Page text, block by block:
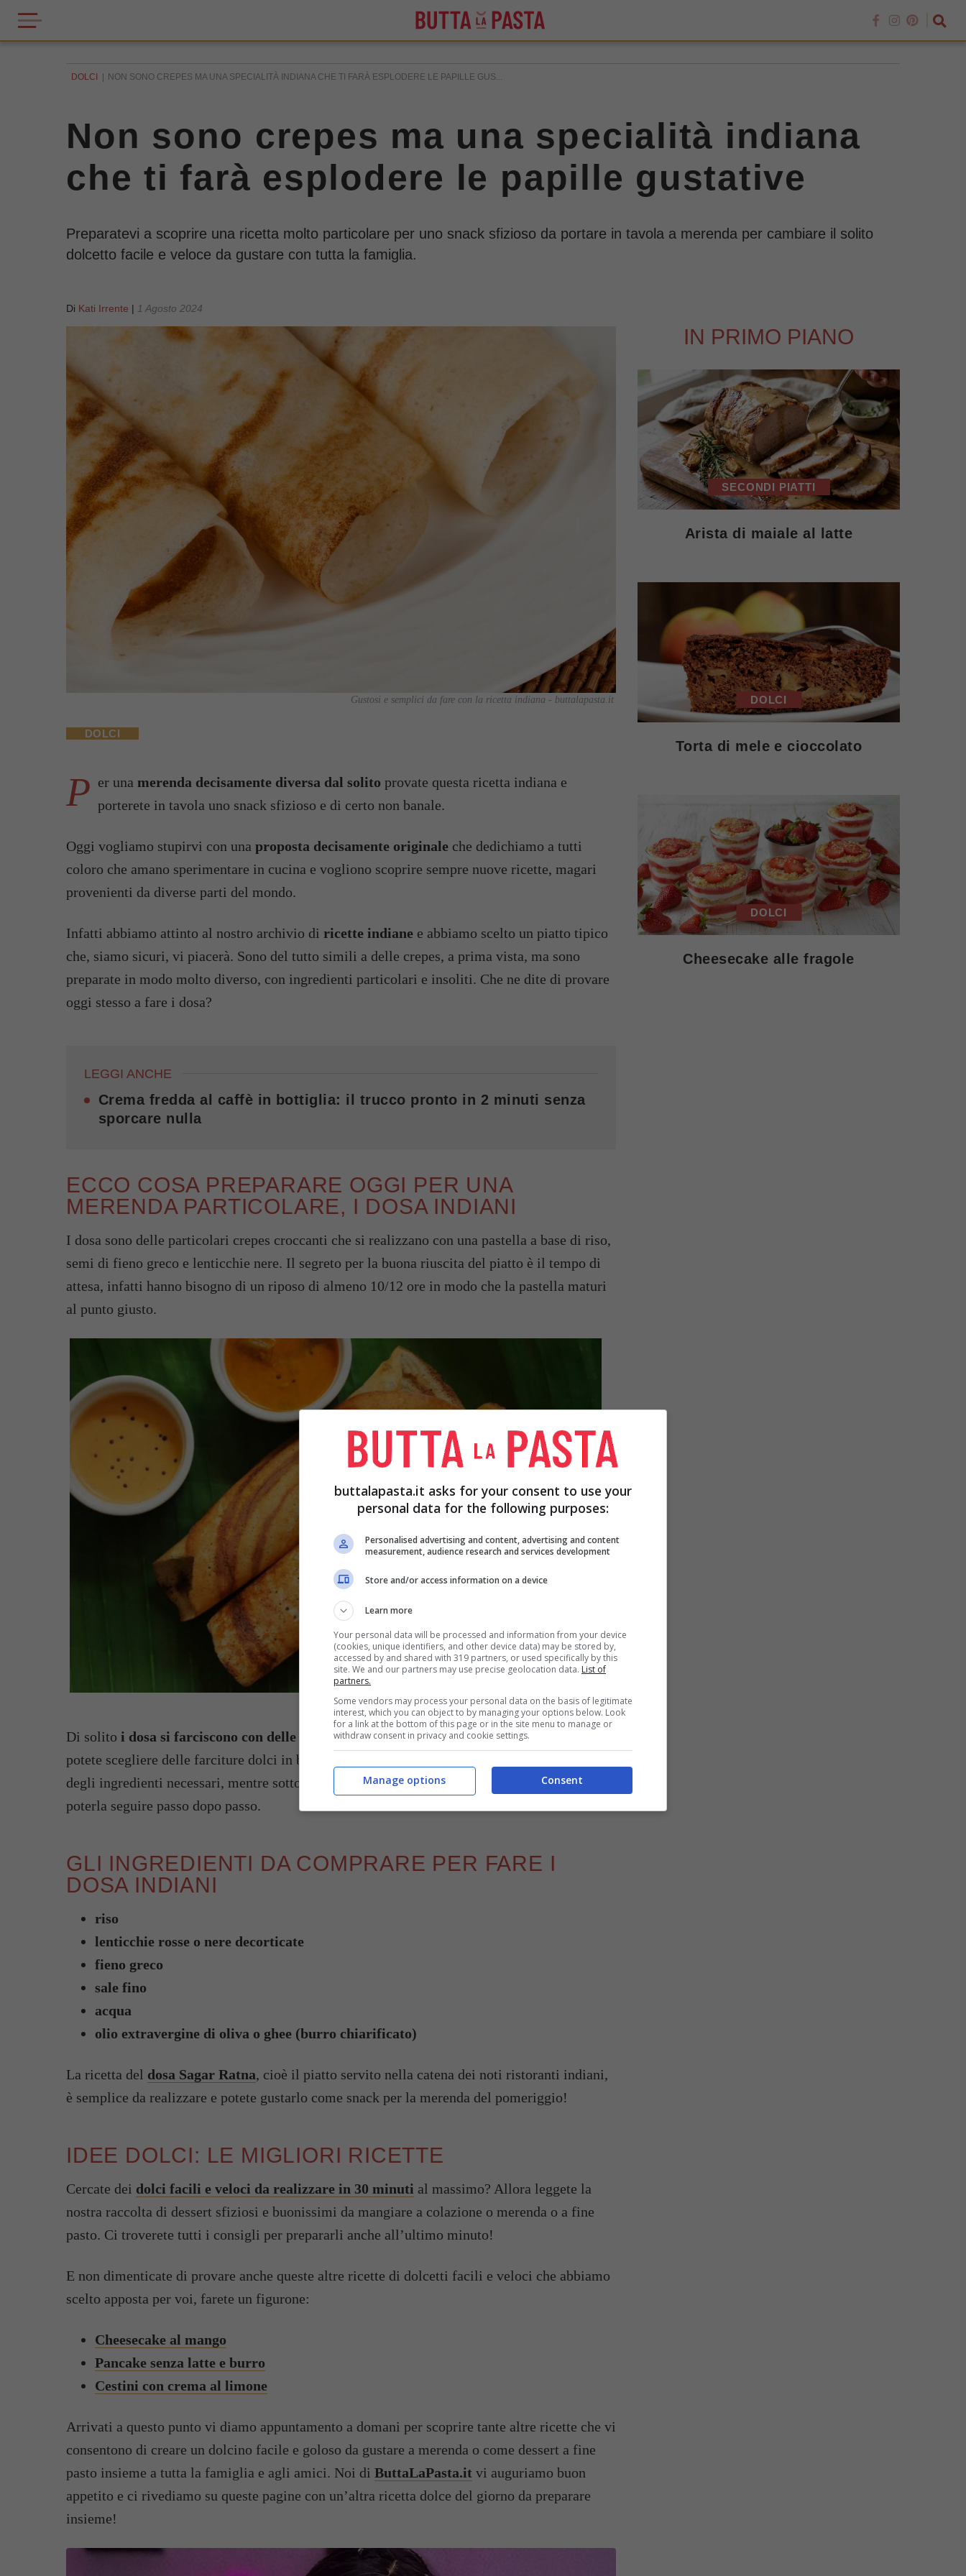
DOLCI NON SONO CREPES MA UNA SPECIALITÀ INDIANA CHE TI FARÀ ESPLODERE LE PAPILLE GUS...
Non sono crepes ma una specialità indiana
che ti farà esplodere le papille gustative
Preparatevi a scoprire una ricetta molto particolare per uno snack sfizioso da portare in tavola a merenda per cambiare il solito
dolcetto facile e veloce da gustare con tutta la famiglia.
Di Kati Irrente | 1 Agosto 2024
Gustosi e semplici da fare con la ricetta indiana - buttalapasta.it
DOLCI
P er una merenda decisamente diversa dal solito provate questa ricetta indiana e
porterete in tavola uno snack sfizioso e di certo non banale.
Oggi vogliamo stupirvi con una proposta decisamente originale che dedichiamo a tutti
coloro che amano sperimentare in cucina e vogliono scoprire sempre nuove ricette, magari
provenienti da diverse parti del mondo.
Infatti abbiamo attinto al nostro archivio di ricette indiane e abbiamo scelto un piatto tipico
che, siamo sicuri, vi piacerà. Sono del tutto simili a delle crepes, a prima vista, ma sono
preparate in modo molto diverso, con ingredienti particolari e insoliti. Che ne dite di provare
oggi stesso a fare i dosa?
LEGGI ANCHE
Crema fredda al caffè in bottiglia: il trucco pronto in 2 minuti senza
sporcare nulla
ECCO COSA PREPARARE OGGI PER UNA
MERENDA PARTICOLARE, I DOSA INDIANI
I dosa sono delle particolari crepes croccanti che si realizzano con una pastella a base di riso,
semi di fieno greco e lenticchie nere. Il segreto per la buona riuscita del piatto è il tempo di
attesa, infatti hanno bisogno di un riposo di almeno 10/12 ore in modo che la pastella maturi
al punto giusto.
Indian dosa, piatto tipico indiano – buttalapasta.it
Di solito i dosa si farciscono con delle verdure cotte e salse speziatema se volete provare
potete scegliere delle farciture dolci in base ai vostri gusti. Di seguito potete scoprire la lista
degli ingredienti necessari, mentre sotto a essa troverete il link alla ricetta completa per
poterla seguire passo dopo passo.
GLI INGREDIENTI DA COMPRARE PER FARE I
DOSA INDIANI
riso
lenticchie rosse o nere decorticate
fieno greco
sale fino
acqua
olio extravergine di oliva o ghee (burro chiarificato)
La ricetta del dosa Sagar Ratna, cioè il piatto servito nella catena dei noti ristoranti indiani,
è semplice da realizzare e potete gustarlo come snack per la merenda del pomeriggio!
IDEE DOLCI: LE MIGLIORI RICETTE
Cercate dei dolci facili e veloci da realizzare in 30 minuti al massimo? Allora leggete la
nostra raccolta di dessert sfiziosi e buonissimi da mangiare a colazione o merenda o a fine
pasto. Ci troverete tutti i consigli per prepararli anche all’ultimo minuto!
E non dimenticate di provare anche queste altre ricette di dolcetti facili e veloci che abbiamo
scelto apposta per voi, farete un figurone:
Cheesecake al mango
Pancake senza latte e burro
Cestini con crema al limone
Arrivati a questo punto vi diamo appuntamento a domani per scoprire tante altre ricette che vi
consentono di creare un dolcino facile e goloso da gustare a merenda o come dessert a fine
pasto insieme a tutta la famiglia e agli amici. Noi di ButtaLaPasta.it vi auguriamo buon
appetito e ci rivediamo su queste pagine con un’altra ricetta dolce del giorno da preparare
insieme!
IN PRIMO PIANO
SECONDI PIATTI
Arista di maiale al latte
DOLCI
Torta di mele e cioccolato
DOLCI
Cheesecake alle fragole
buttalapasta.it asks for your consent to use your
personal data for the following purposes:
Personalised advertising and content, advertising and content
measurement, audience research and services development
Store and/or access information on a device
Learn more
Your personal data will be processed and information from your device
(cookies, unique identifiers, and other device data) may be stored by,
accessed by and shared with 319 partners, or used specifically by this
site. We and our partners may use precise geolocation data. List of
partners.
Some vendors may process your personal data on the basis of legitimate
interest, which you can object to by managing your options below. Look
for a link at the bottom of this page or in the site menu to manage or
withdraw consent in privacy and cookie settings.
Consent
Manage options